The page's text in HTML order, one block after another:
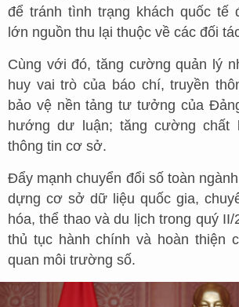
để tránh tình trạng khách quốc tế
lớn nguồn thu lại thuộc về các đối
Cùng với đó, tăng cường quản lý
huy vai trò của báo chí, truyền
bảo vệ nền tảng tư tưởng của
hướng dư luận; tăng cường chất
thông tin cơ sở.
Đẩy mạnh chuyển đổi số toàn
dựng cơ sở dữ liệu quốc gia,
hóa, thể thao và du lịch trong quý
thủ tục hành chính và hoàn thiện
quan môi trường số.